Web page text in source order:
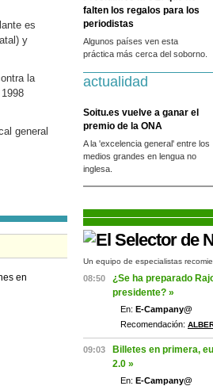
es
y
la
general
en
falten los regalos para los
periodistas
Algunos países ven esta
práctica más cerca del soborno.
actualidad
Soitu.es vuelve a ganar el
premio de la ONA
A la 'excelencia general' entre los
medios grandes en lengua no
inglesa.
Un equipo de especialistas
08:50
¿Se ha preparado
presidente? »
En: E-Campany@
Recomendación:
09:03
Billetes en primera,
2.0 »
En: E-Campany@